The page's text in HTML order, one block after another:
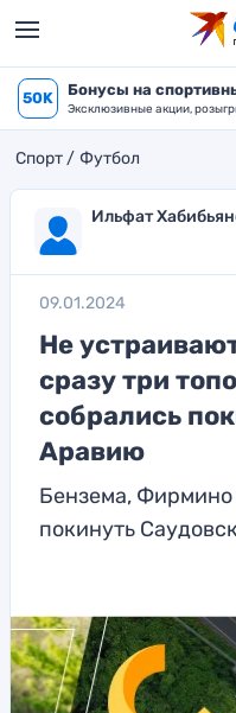
50K Бонусы на
Эксклюзивные акции,
Спорт Футбол
Ильфат
09.01.2024
Не
сразу три
собрались
Аравию
Бензема,
покинуть